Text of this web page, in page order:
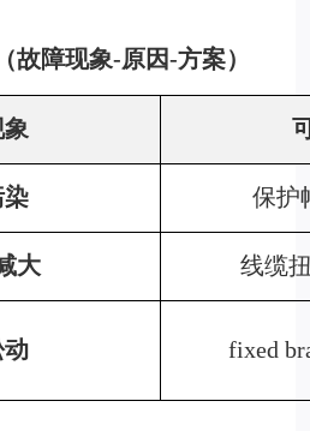
故障现象-原因-方案）
染 保护
大 线缆
动 fixed